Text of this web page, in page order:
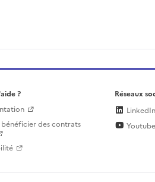
?
des contrats
Réseaux
LinkedIn
Youtube